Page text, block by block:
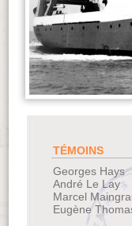
TÉMOINS
Georges Hays
André Le Lay
Marcel
Eugène